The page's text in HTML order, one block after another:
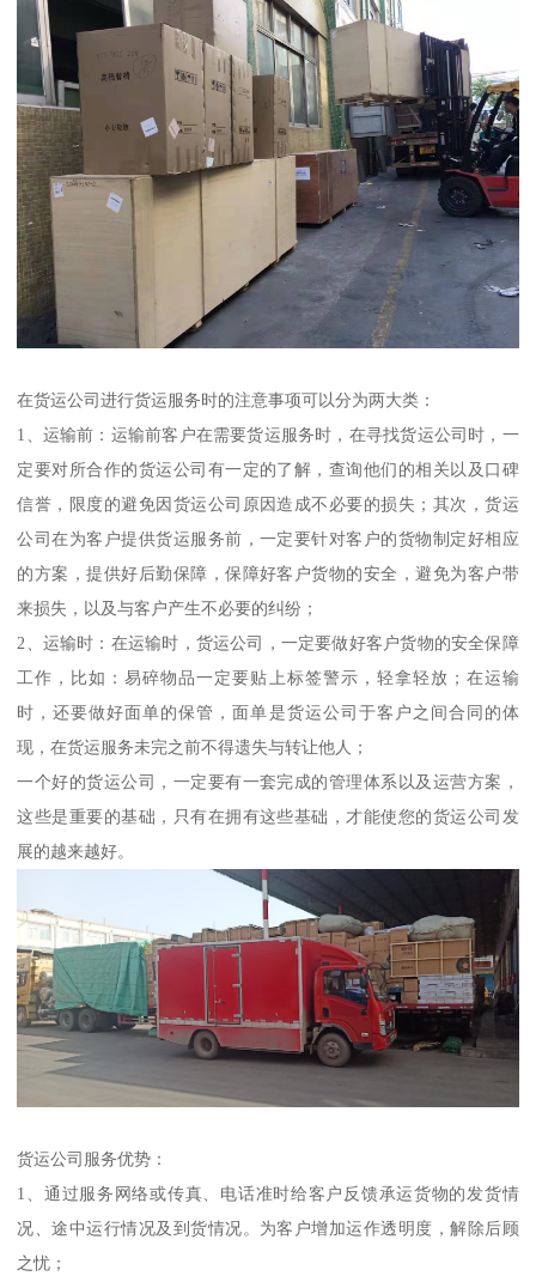
在货运公司进行货运服务时的注意事项可以分为两大类：
1、运输前：运输前客户在需要货运服务时，在寻找货运公司时，一
定要对所合作的货运公司有一定的了解，查询他们的相关以及口碑
信誉，限度的避免因货运公司原因造成不必要的损失；其次，货运
公司在为客户提供货运服务前，一定要针对客户的货物制定好相应
的方案，提供好后勤保障，保障好客户货物的安全，避免为客户带
来损失，以及与客户产生不必要的纠纷；
2、运输时：在运输时，货运公司，一定要做好客户货物的安全保障
工作，比如：易碎物品一定要贴上标签警示，轻拿轻放；在运输
时，还要做好面单的保管，面单是货运公司于客户之间合同的体
现，在货运服务未完之前不得遗失与转让他人；
一个好的货运公司，一定要有一套完成的管理体系以及运营方案，
这些是重要的基础，只有在拥有这些基础，才能使您的货运公司发
展的越来越好。
货运公司服务优势：
1、通过服务网络或传真、电话准时给客户反馈承运货物的发货情
况、途中运行情况及到货情况。为客户增加运作透明度，解除后顾
之忧；